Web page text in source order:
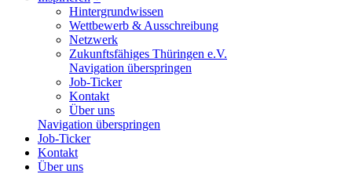
Hintergrundwissen
Wettbewerb & Ausschreibung
Netzwerk
Zukunftsfähiges Thüringen e.V.
Navigation überspringen
Job-Ticker
Kontakt
Über uns
Navigation überspringen
Job-Ticker
Kontakt
Über uns